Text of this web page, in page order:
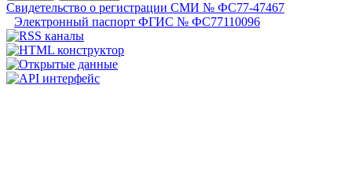
Свидетельство о регистрации СМИ № ФС77-47467
Электронный паспорт ФГИС № ФС77110096